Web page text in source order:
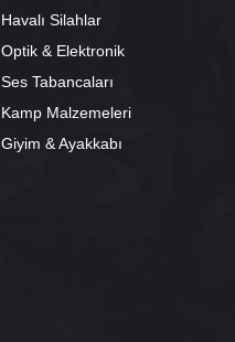
Havalı Silahlar
Optik & Elektronik
Ses Tabancaları
Kamp Malzemeleri
Giyim & Ayakkabı